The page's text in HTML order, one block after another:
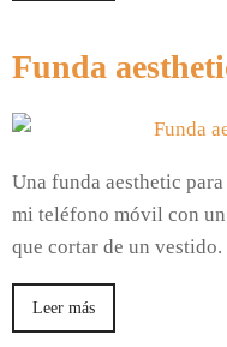
Funda
Una funda aesthetic
mi teléfono móvil con un
que cortar de un
Leer más